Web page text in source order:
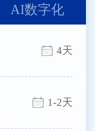
AI数字化
4天
1-2天